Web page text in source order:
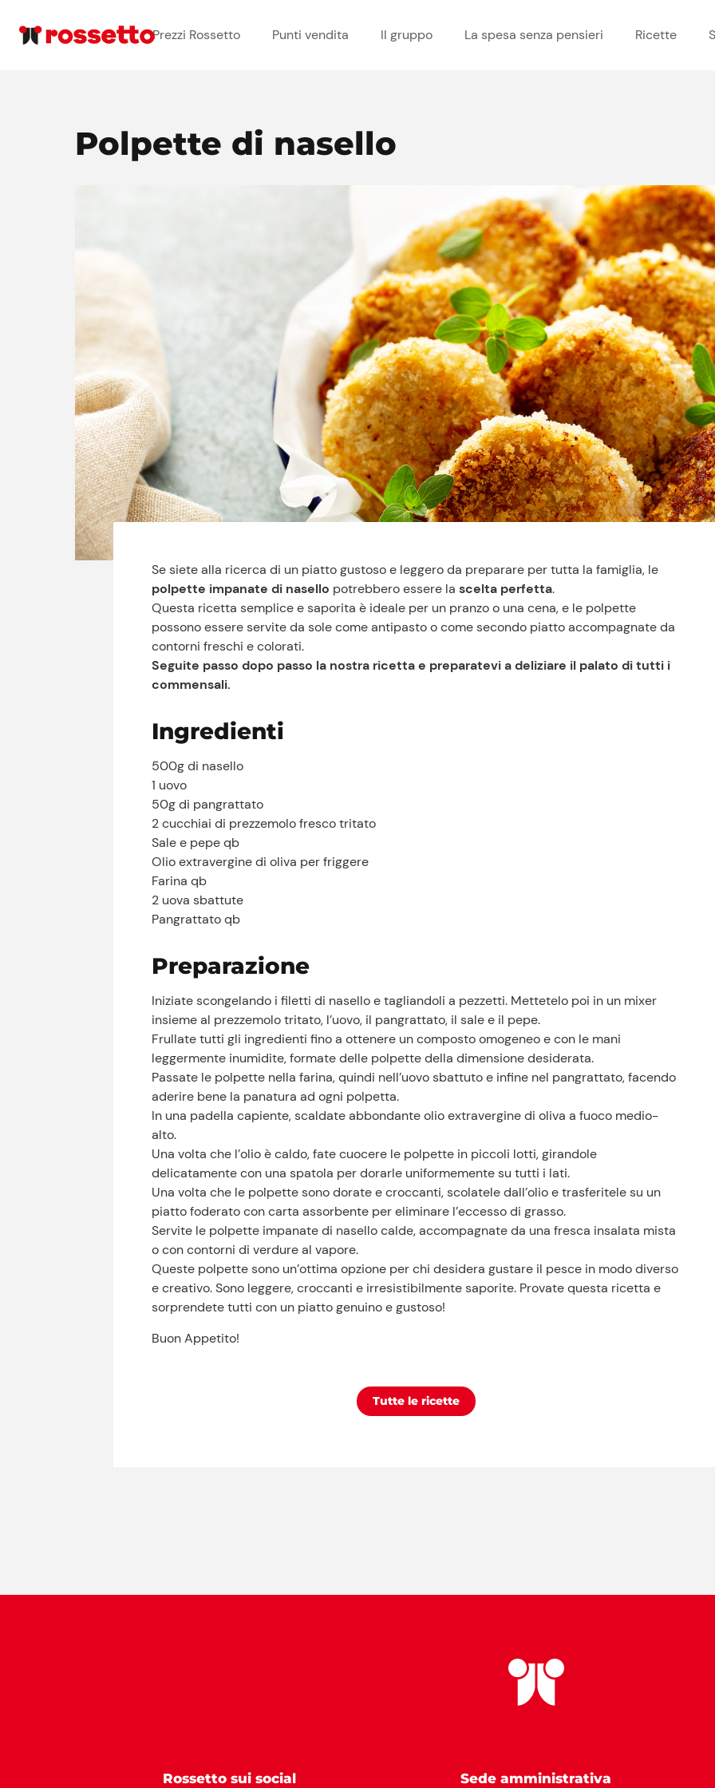
Prezzi Rossetto Punti vendita Il gruppo La spesa senza pensieri Ricette
Il gruppo
Ricette
Storie
Lavora con noi
Shop
Polpette di nasello
Se siete alla ricerca di un piatto gustoso e leggero da preparare per tutta la famiglia, le
polpette impanate di nasello potrebbero essere lascelta perfetta.
Questa ricetta semplice e saporita è ideale per un pranzo o una cena, e le polpette
possono essere servite da sole come antipasto o come secondo piatto accompagnate da
contorni freschi e colorati.
Seguite passo dopo passo la nostra ricetta e preparatevi a deliziare il palato di tutti i
commensali.
Ingredienti
500g di nasello
1 uovo
50g di pangrattato
2 cucchiai di prezzemolo fresco tritato
Sale e pepe qb
Olio extravergine di oliva per friggere
Farina qb
2 uova sbattute
Pangrattato qb
Preparazione
Iniziate scongelando i filetti di nasello e tagliandoli a pezzetti. Mettetelo poi in un mixer
insieme al prezzemolo tritato, l’uovo, il pangrattato, il sale e il pepe.
Frullate tutti gli ingredienti fino a ottenere un composto omogeneo e con le mani
leggermente inumidite, formate delle polpette della dimensione desiderata.
Passate le polpette nella farina, quindi nell’uovo sbattuto e infine nel pangrattato, facendo
aderire bene la panatura ad ogni polpetta.
In una padella capiente, scaldate abbondante olio extravergine di oliva a fuoco medio-
alto.
Una volta che l’olio è caldo, fate cuocere le polpette in piccoli lotti, girandole
delicatamente con una spatola per dorarle uniformemente su tutti i lati.
Una volta che le polpette sono dorate e croccanti, scolatele dall’olio e trasferitele su un
piatto foderato con carta assorbente per eliminare l’eccesso di grasso.
Servite le polpette impanate di nasello calde, accompagnate da una fresca insalata mista
o con contorni di verdure al vapore.
Queste polpette sono un’ottima opzione per chi desidera gustare il pesce in modo diverso
e creativo. Sono leggere, croccanti e irresistibilmente saporite. Provate questa ricetta e
sorprendete tutti con un piatto genuino e gustoso!
Buon Appetito!
Tutte le ricette
Rossetto sui social Sede amministrativa